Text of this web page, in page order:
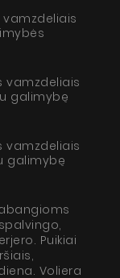
vamzdeliais
vamzdeliais
galimybę
vamzdeliais
galimybę
Puikiai
Voliera